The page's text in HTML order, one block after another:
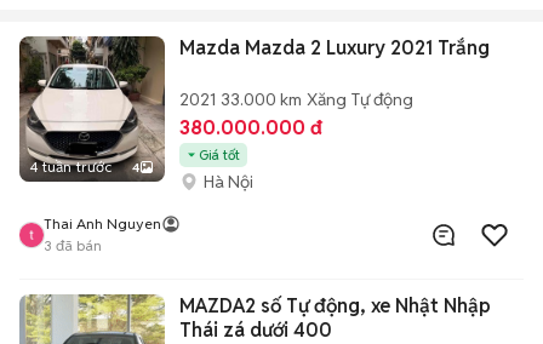
4 tuần trước 4
Mazda Mazda 2 Luxury 2021 Trắng
2021 33.000 km Xăng Tự động
380.000.000 đ
Giá tốt
Hà Nội
Thai Anh Nguyen
3 đã bán
MAZDA2 số Tự động, xe Nhật Nhập
Thái zá dưới 400